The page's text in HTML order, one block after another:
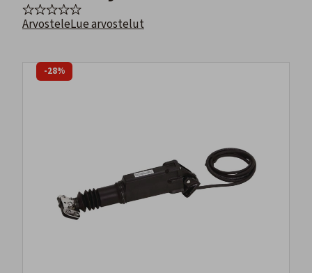
ArvosteleLue arvostelut
-28%